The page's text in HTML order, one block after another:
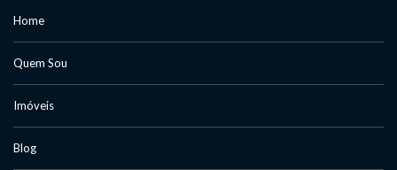
Home
Quem Sou
Imóveis
Blog